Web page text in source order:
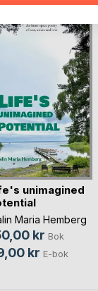
unimagined
Maria Hemberg
kr Bok
kr E-bok